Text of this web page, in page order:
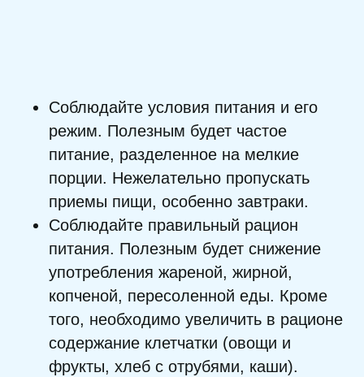
Соблюдайте условия питания и его
режим. Полезным будет частое
питание, разделенное на мелкие
порции. Нежелательно пропускать
приемы пищи, особенно завтраки.
Соблюдайте правильный рацион
питания. Полезным будет снижение
употребления жареной, жирной,
копченой, пересоленной еды. Кроме
того, необходимо увеличить в рационе
содержание клетчатки (овощи и
фрукты, хлеб с отрубями, каши).